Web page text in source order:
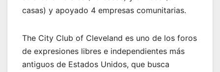
casas) y apoyado 4 empresas comunitarias.
The City Club of Cleveland es uno de los foros
de expresiones libres e independientes más
antiguos de Estados Unidos, que busca